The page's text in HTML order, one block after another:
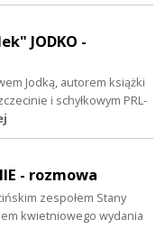
JODKO -
Jodką, autorem książki
i schyłkowym PRL-
- rozmowa
zespołem Stany
kwietniowego wydania